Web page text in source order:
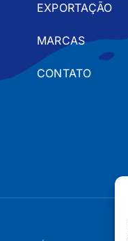
EXPORTAÇÃO
MARCAS
CONTATO